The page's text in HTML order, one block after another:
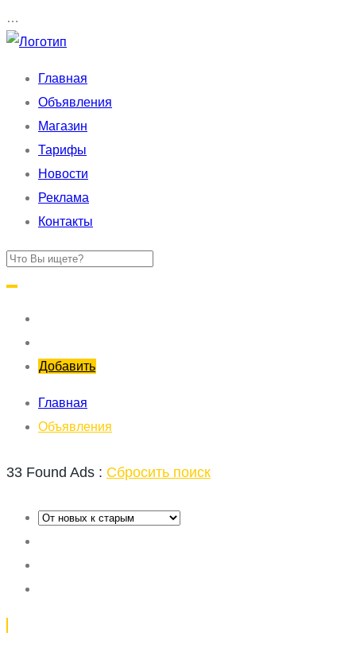
…
Главная
Объявления
Магазин
Тарифы
Новости
Реклама
Контакты
Добавить
Главная
Объявления
33 Found Ads : Сбросить поиск